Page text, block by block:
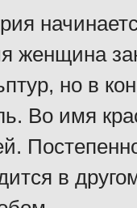
женщина
но в
Во имя
в